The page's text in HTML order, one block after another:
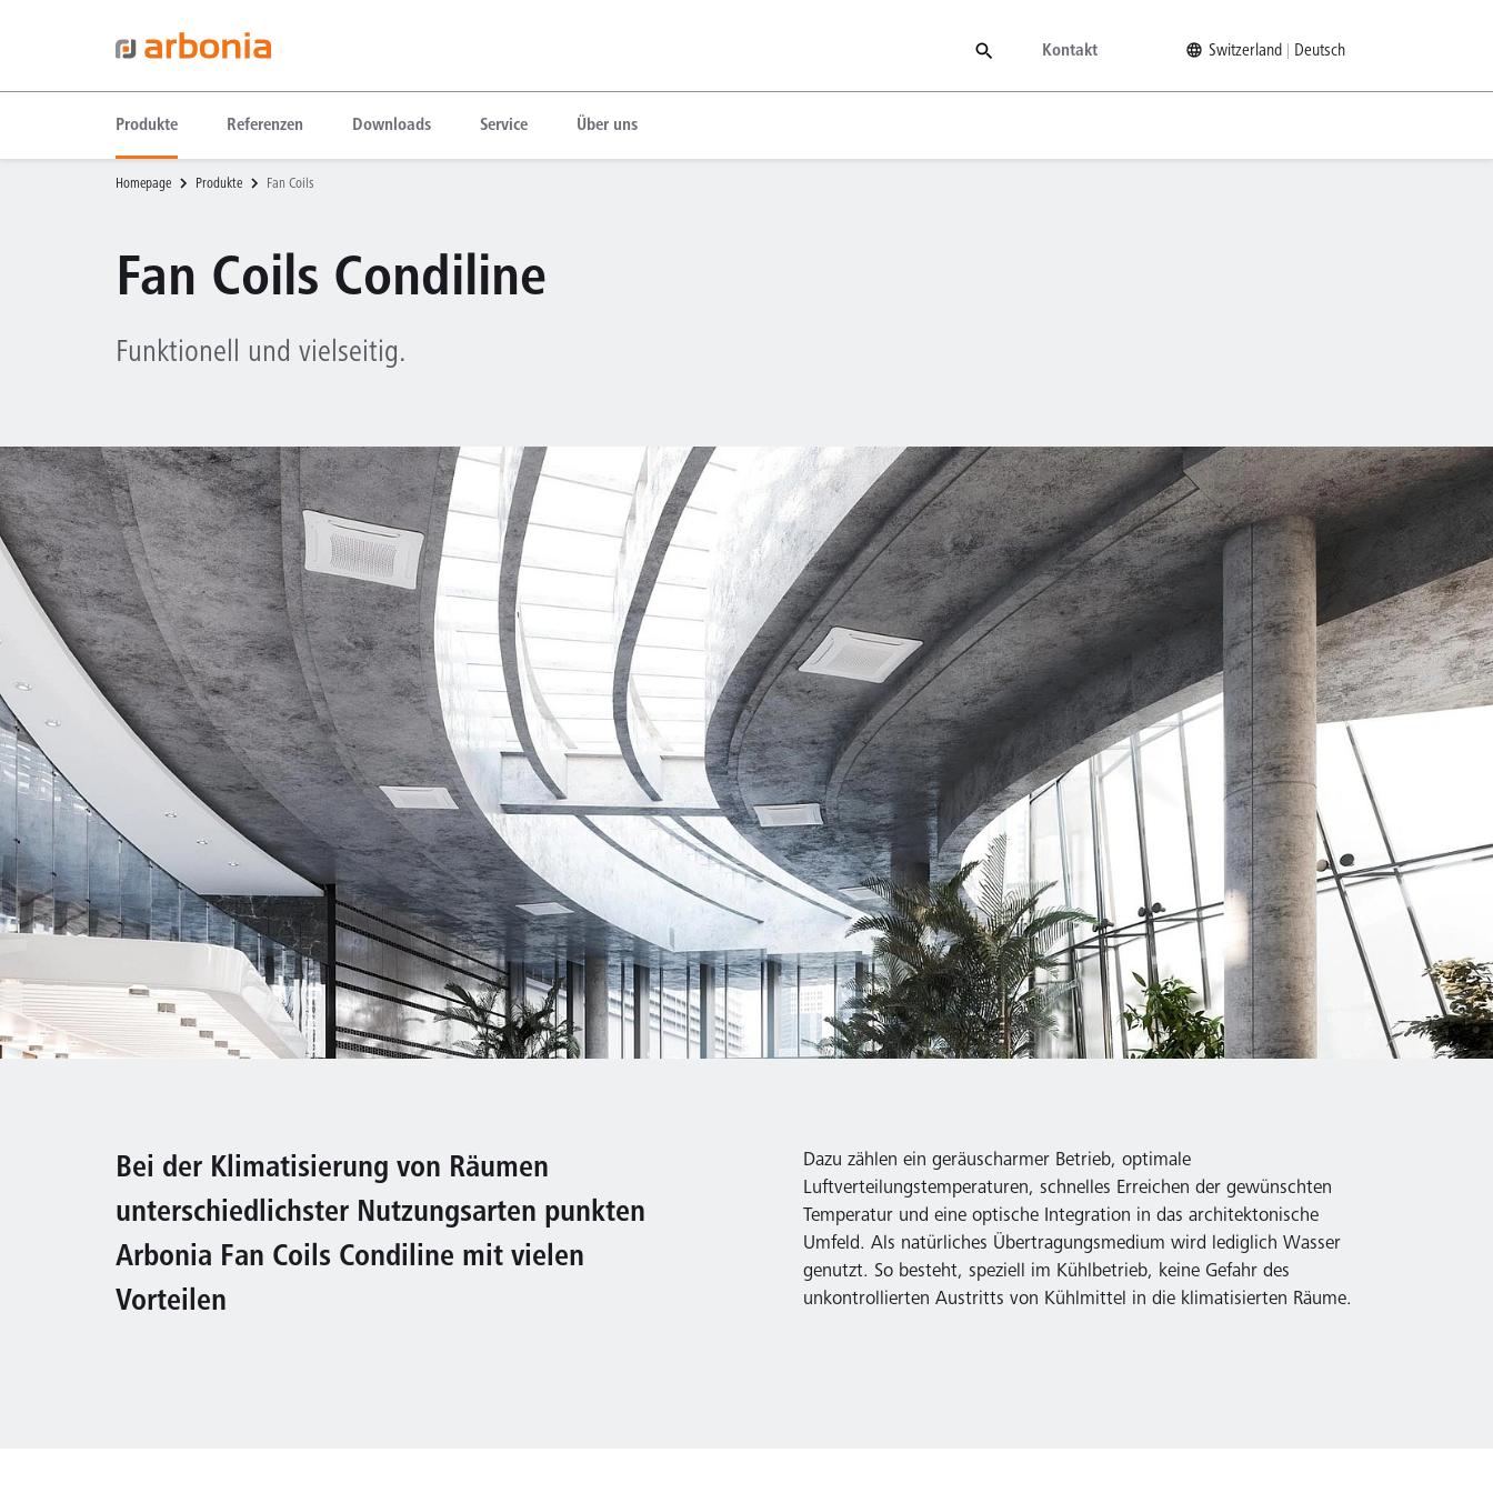
Kontakt Switzerland Deutsch
Produkte Referenzen Downloads Service Über uns
Homepage Produkte Fan Coils
Fan Coils Condiline
Funktionell und vielseitig.
Bei der Klimatisierung von Räumen
unterschiedlichster Nutzungsarten punkten
Arbonia Fan Coils Condiline mit vielen
Vorteilen
Dazu zählen ein geräuscharmer Betrieb, optimale
Luftverteilungstemperaturen, schnelles Erreichen der gewünschten
Temperatur und eine optische Integration in das architektonische
Umfeld. Als natürliches Übertragungsmedium wird lediglich Wasser
genutzt. So besteht, speziell im Kühlbetrieb, keine Gefahr des
unkontrollierten Austritts von Kühlmittel in die klimatisierten Räume.